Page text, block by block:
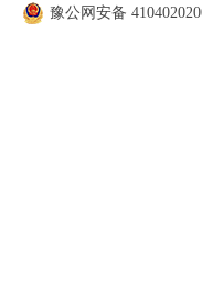
豫公网安备